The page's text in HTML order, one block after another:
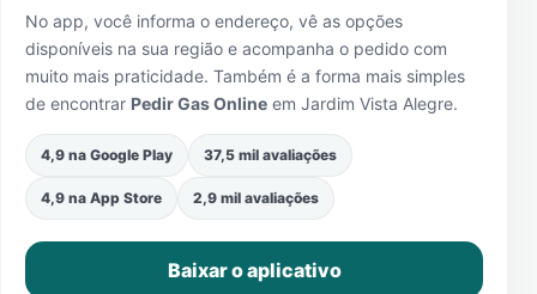
No app, você informa o endereço, vê as opções
disponíveis na sua região e acompanha o pedido com
muito mais praticidade. Também é a forma mais simples
de encontrar Pedir Gas Online em Jardim Vista Alegre.
4,9 na Google Play 37,5 mil avaliações
4,9 na App Store 2,9 mil avaliações
Baixar o aplicativo